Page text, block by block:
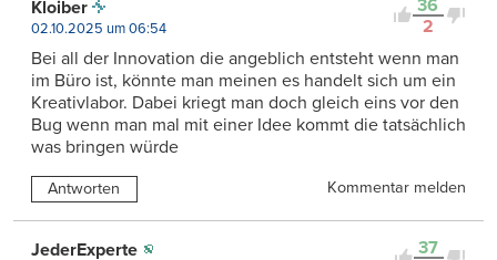
36
2
Kloiber
02.10.2025 um 06:54
Bei all der Innovation die angeblich entsteht wenn man
im Büro ist, könnte man meinen es handelt sich um ein
Kreativlabor. Dabei kriegt man doch gleich eins vor den
Bug wenn man mal mit einer Idee kommt die tatsächlich
was bringen würde
Antworten Kommentar melden
37
JederExperte